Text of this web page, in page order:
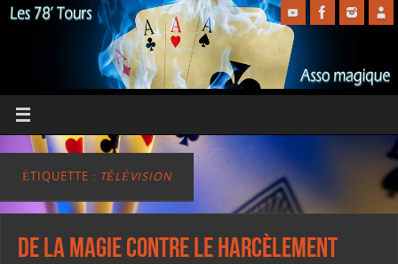
ÉTIQUETTE : TÉLÉVISION
De la magie contre le harcèlement